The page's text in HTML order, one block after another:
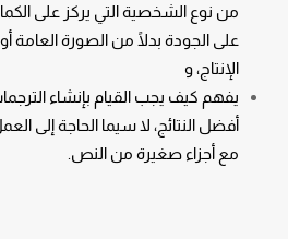
من نوع الشخصية التي يركز على
على الجودة بدلًا من الصورة العامة
الإنتاج، و
يفهم كيف يجب القيام بإنشاء
أفضل النتائج، لا سيما الحاجة إلى
مع أجزاء صغيرة من النص.